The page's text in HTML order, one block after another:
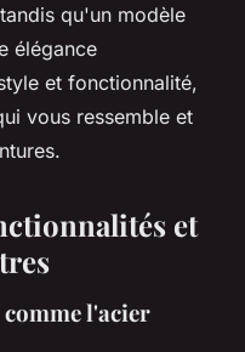
qu'un modèle
élégance
et fonctionnalité,
vous ressemble et
et
comme l'acier